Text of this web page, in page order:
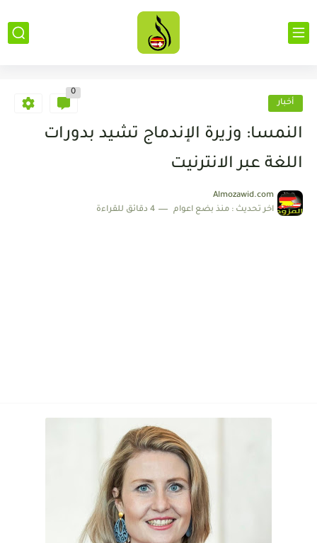
أخبار
0
النمسا: وزيرة الإندماج تشيد بدورات
اللغة عبر الانترنيت
Almozawid.com
اخر تحديث : منذ بضع اعوام 4 دقائق للقراءة